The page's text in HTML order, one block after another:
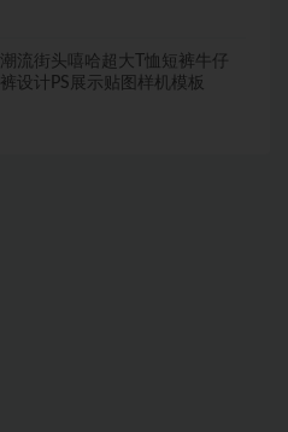
潮流街头嘻哈超大T恤短裤牛仔
裤设计PS展示贴图样机模板